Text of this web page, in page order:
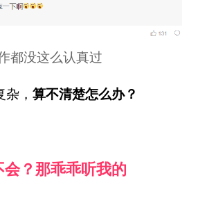
都没这么认真过
杂，算不清楚怎么办？
会？那乖乖听我的